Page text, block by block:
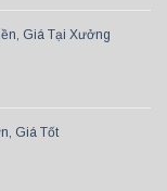
Giá Tại Xưởng
Giá Tốt